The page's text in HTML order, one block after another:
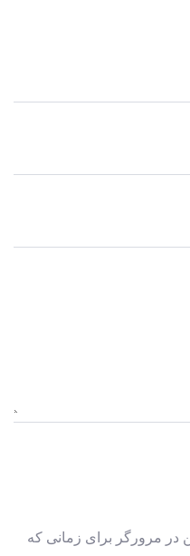
در مرورگر برای زمانی که